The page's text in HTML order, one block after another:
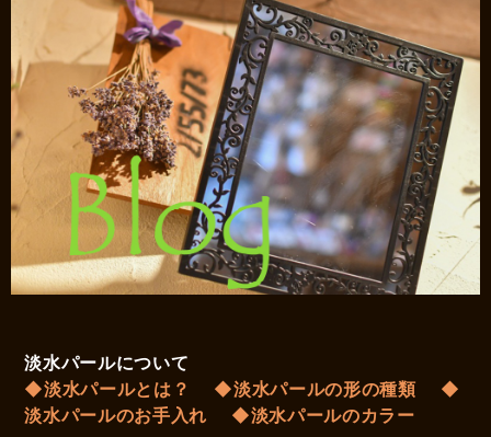
淡水パールについて
◆淡水パールとは？
◆淡水パールの形の種類
◆
淡水パールのお手入れ
◆淡水パールのカラー